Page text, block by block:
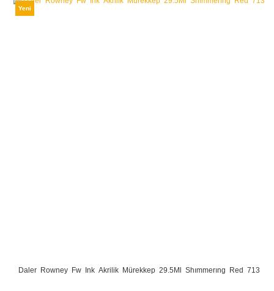
Yeni
Daler Rowney Fw Ink Akrilik Mürekkep 29.5Ml Shımmerıng Red 713